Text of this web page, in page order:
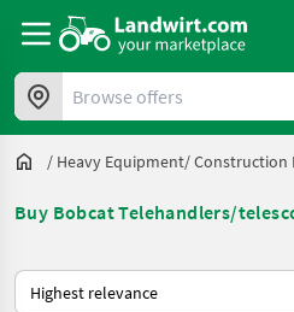
Browse offers
/ Heavy Equipment/ Construction
Buy Bobcat Telehandlers/
This is how sorting works on